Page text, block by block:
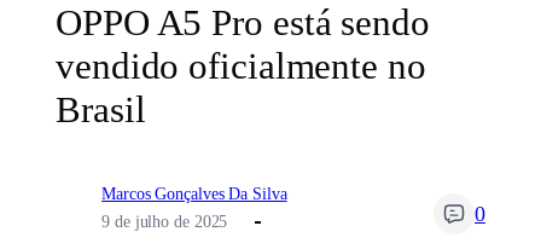
OPPO A5 Pro está sendo
vendido oficialmente no
Brasil
Marcos Gonçalves Da Silva
9 de julho de 2025
0